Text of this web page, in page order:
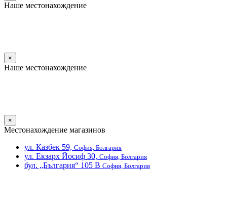
Наше местонахождение
×
Наше местонахождение
×
Местонахождение магазинов
ул. Казбек 59, София, Болгария
ул. Екзарх Йосиф 30, София, Болгария
бул. „България“ 105 В София, Болгария